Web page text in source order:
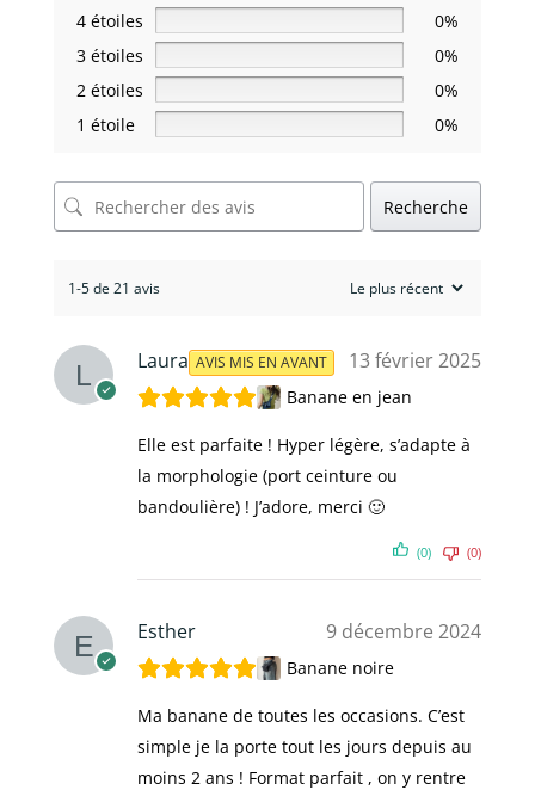
4 étoiles
0%
3 étoiles
0%
2 étoiles
0%
1 étoile
0%
Recherche
1-5 de 21 avis
Laura AVIS MIS EN AVANT 13 février 2025
Banane en jean
Elle est parfaite ! Hyper légère, s’adapte à
la morphologie (port ceinture ou
bandoulière) ! J’adore, merci 🙂
(0) (0)
Esther 9 décembre 2024
Banane noire
Ma banane de toutes les occasions. C’est
simple je la porte tout les jours depuis au
moins 2 ans ! Format parfait , on y rentre